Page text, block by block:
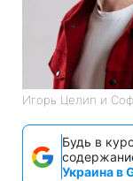
Игорь Целип и
Будь в
Украина в